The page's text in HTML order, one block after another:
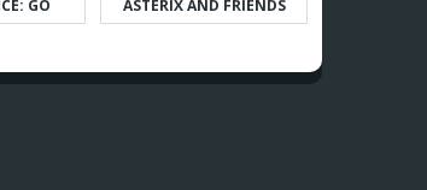
GO ASTERIX AND FRIENDS